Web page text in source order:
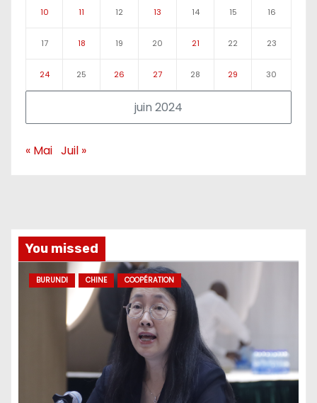
juin 2024
10 11 12 13 14 15 16
17 18 19 20 21 22 23
24 25 26 27 28 29 30
« Mai Juil »
You missed
BURUNDI CHINE COOPÉRATION